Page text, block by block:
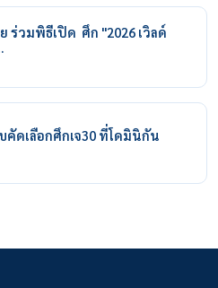
ร่วมพิธีเปิด ศึก "2026 เวิลด์
คัดเลือกศึกเจ30 ที่โดมินิกัน